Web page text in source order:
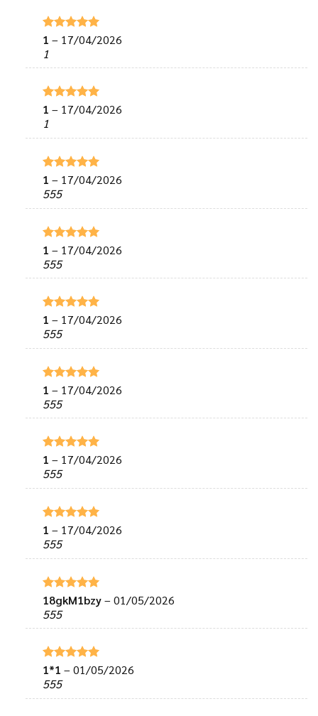
Được xếp
hạng
sao
1 – 17/04/2026
1
Được xếp
hạng
sao
1 – 17/04/2026
1
Được xếp
hạng
sao
1 – 17/04/2026
555
Được xếp
hạng
sao
1 – 17/04/2026
555
Được xếp
hạng
sao
1 – 17/04/2026
555
Được xếp
hạng
sao
1 – 17/04/2026
555
Được xếp
hạng
sao
1 – 17/04/2026
555
Được xếp
hạng
sao
1 – 17/04/2026
555
Được xếp
hạng
sao
18gkM1bzy– 01/05/2026
555
Được xếp
hạng
sao
1*1 – 01/05/2026
555